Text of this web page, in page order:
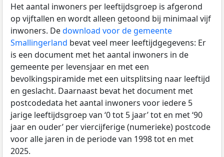
Het aantal inwoners per leeftijdsgroep is afgerond
op vijftallen en wordt alleen getoond bij minimaal vijf
inwoners. Dedownload voor de gemeente
Smallingerland bevat veel meer leeftijdgegevens: Er
is een document met het aantal inwoners in de
gemeente per levensjaar en met een
bevolkingspiramide met een uitsplitsing naar leeftijd
en geslacht. Daarnaast bevat het document met
postcodedata het aantal inwoners voor iedere 5
jarige leeftijdsgroep van ‘0 tot 5 jaar’ tot en met ‘90
jaar en ouder’ per viercijferige (numerieke) postcode
voor alle jaren in de periode van 1998 tot en met
2025.